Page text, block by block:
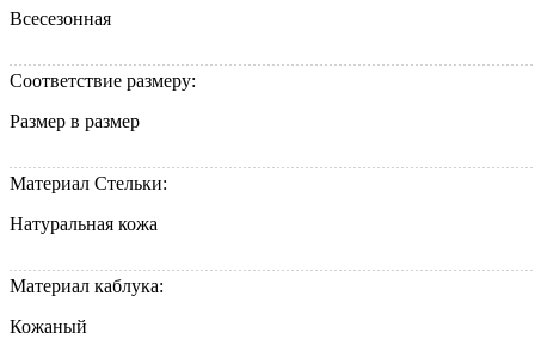
Всесезонная
Соответствие размеру:
Размер в размер
Материал Стельки:
Натуральная кожа
Материал каблука:
Кожаный